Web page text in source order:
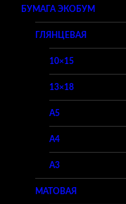
БУМАГА ЭКОБУМ
ГЛЯНЦЕВАЯ
10×15
13×18
A5
A4
A3
МАТОВАЯ